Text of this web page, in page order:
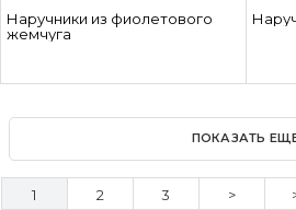
Наручники из фиолетового
жемчуга
ПОКАЗАТЬ
1 2 3 >